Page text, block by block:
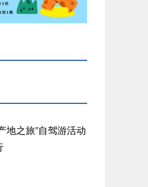
这份指南全包了
酒店，隽永奢华
展；Mandarin
地之旅”自驾游活动